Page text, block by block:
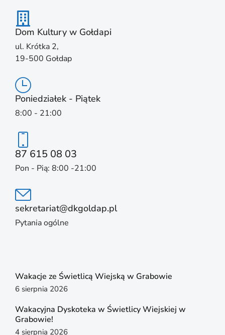
Dom Kultury w Gołdapi
ul. Krótka 2,
19-500 Gołdap
Poniedziałek - Piątek
8:00 - 21:00
87 615 08 03
Pon - Pią: 8:00 -21:00
sekretariat@dkgoldap.pl
Pytania ogólne
Wakacje ze Świetlicą Wiejską w Grabowie
6 sierpnia 2026
Wakacyjna Dyskoteka w Świetlicy Wiejskiej w
Grabowie!
4 sierpnia 2026